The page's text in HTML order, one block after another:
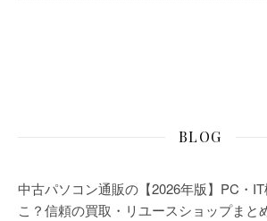
BLOG
中古パソコン通販の【2026年版】PC・
こ？信頼の買取・リユースショップまと